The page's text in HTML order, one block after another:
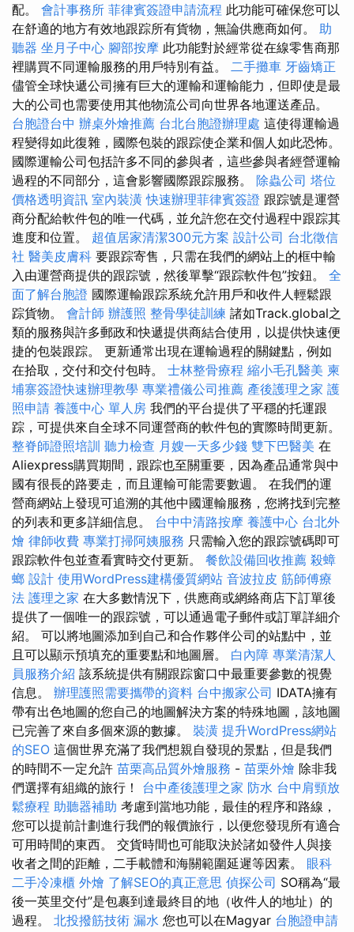
配。 會計事務所 菲律賓簽證申請流程 此功能可確保您可以
在舒適的地方有效地跟踪所有貨物，無論供應商如何。 助
聽器 坐月子中心 腳部按摩 此功能對於經常從在線零售商那
裡購買不同運輸服務的用戶特別有益。 二手攤車 牙齒矯正
儘管全球快遞公司擁有巨大的運輸和運輸能力，但即使是最
大的公司也需要使用其他物流公司向世界各地運送產品。
台胞證台中 辦桌外燴推薦 台北台胞證辦理處 這使得運輸過
程變得如此復雜，國際包裝的跟踪使企業和個人如此恐怖。
國際運輸公司包括許多不同的參與者，這些參與者經營運輸
過程的不同部分，這會影響國際跟踪服務。 除蟲公司 塔位
價格透明資訊 室內裝潢 快速辦理菲律賓簽證 跟踪號是運營
商分配給軟件包的唯一代碼，並允許您在交付過程中跟踪其
進度和位置。 超值居家清潔300元方案 設計公司 台北徵信
社 醫美皮膚科 要跟踪寄售，只需在我們的網站上的框中輸
入由運營商提供的跟踪號，然後單擊“跟踪軟件包”按鈕。 全
面了解台胞證 國際運輸跟踪系統允許用戶和收件人輕鬆跟
踪貨物。 會計師 辦護照 整骨學徒訓練 諸如Track.global之
類的服務與許多郵政和快遞提供商結合使用，以提供快速便
捷的包裝跟踪。 更新通常出現在運輸過程的關鍵點，例如
在拾取，交付和交付包時。 士林整骨療程 縮小毛孔醫美 柬
埔寨簽證快速辦理教學 專業禮儀公司推薦 產後護理之家 護
照申請 養護中心 單人房 我們的平台提供了平穩的托運跟
踪，可提供來自全球不同運營商的軟件包的實際時間更新。
整脊師證照培訓 聽力檢查 月嫂一天多少錢 雙下巴醫美 在
Aliexpress購買期間，跟踪也至關重要，因為產品通常與中
國有很長的路要走，而且運輸可能需要數週。 在我們的運
營商網站上發現可追溯的其他中國運輸服務，您將找到完整
的列表和更多詳細信息。 台中中清路按摩 養護中心 台北外
燴 律師收費 專業打掃阿姨服務 只需輸入您的跟踪號碼即可
跟踪軟件包並查看實時交付更新。 餐飲設備回收推薦 殺蟑
螂 設計 使用WordPress建構優質網站 音波拉皮 筋師傅療
法 護理之家 在大多數情況下，供應商或網絡商店下訂單後
提供了一個唯一的跟踪號，可以通過電子郵件或訂單詳細介
紹。 可以將地圖添加到自己和合作夥伴公司的站點中，並
且可以顯示預填充的重要點和地圖層。 白內障 專業清潔人
員服務介紹 該系統提供有關跟踪窗口中最重要參數的視覺
信息。 辦理護照需要攜帶的資料 台中搬家公司 IDATA擁有
帶有出色地圖的您自己的地圖解決方案的特殊地圖，該地圖
已完善了來自多個來源的數據。 裝潢 提升WordPress網站
的SEO 這個世界充滿了我們想親自發現的景點，但是我們
的時間不一定允許 苗栗高品質外燴服務 - 苗栗外燴 除非我
們選擇有組織的旅行！ 台中產後護理之家 防水 台中肩頸放
鬆療程 助聽器補助 考慮到當地功能，最佳的程序和路線，
您可以提前計劃進行我們的報價旅行，以便您發現所有適合
可用時間的東西。 交貨時間也可能取決於諸如發件人與接
收者之間的距離，二手載體和海關範圍延遲等因素。 眼科
二手冷凍櫃 外燴 了解SEO的真正意思 偵探公司 SO稱為“最
後一英里交付”是包裹到達最終目的地（收件人的地址）的
過程。 北投撥筋技術 漏水 您也可以在Magyar 台胞證申請